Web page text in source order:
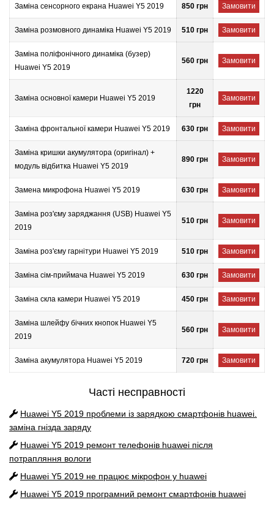
Заміна сенсорного екрана Huawei Y5 2019 850 грн Замовити
Заміна розмовного динаміка Huawei Y5 2019 510 грн Замовити
Заміна поліфонічного динаміка (бузер)
Huawei Y5 2019
560 грн Замовити
Заміна основної камери Huawei Y5 2019
1220
грн
Замовити
Заміна фронтальної камери Huawei Y5 2019 630 грн Замовити
Заміна кришки акумулятора (оригінал) +
модуль відбитка Huawei Y5 2019
890 грн Замовити
Замена микрофона Huawei Y5 2019 630 грн Замовити
Заміна роз'єму заряджання (USB) Huawei Y5
2019
510 грн Замовити
Заміна роз'єму гарнітури Huawei Y5 2019 510 грн Замовити
Заміна сім-приймача Huawei Y5 2019 630 грн Замовити
Заміна скла камери Huawei Y5 2019 450 грн Замовити
Заміна шлейфу бічних кнопок Huawei Y5
2019
560 грн Замовити
Заміна акумулятора Huawei Y5 2019 720 грн Замовити
Часті несправності
Huawei Y5 2019 проблеми із зарядкою смартфонів huawei.
заміна гнізда заряду
Huawei Y5 2019 ремонт телефонів huawei після
потрапляння вологи
Huawei Y5 2019 не працює мікрофон у huawei
Huawei Y5 2019 програмний ремонт смартфонів huawei